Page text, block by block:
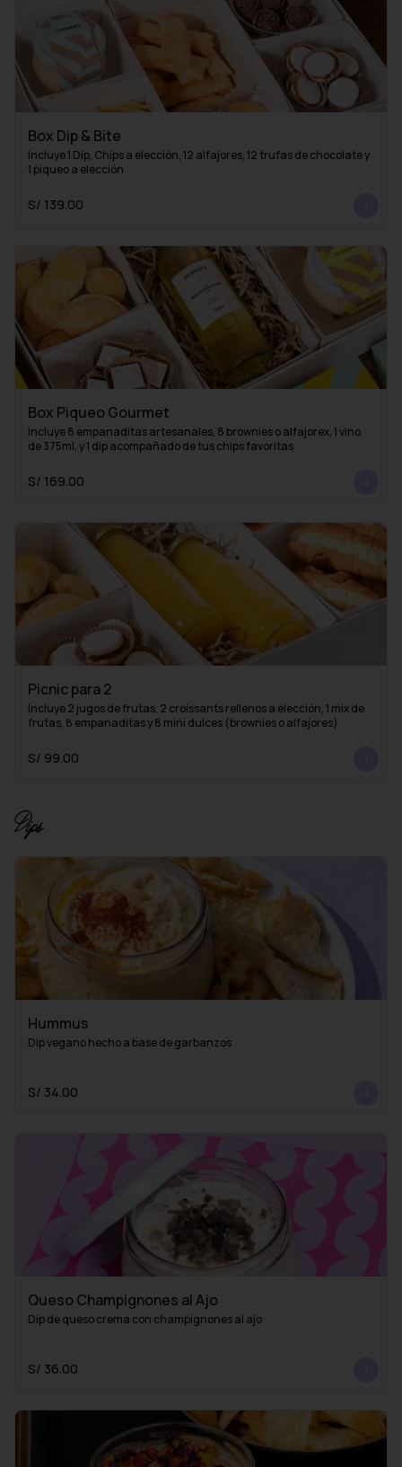
Box Dip & Bite
Incluye 1 Dip, Chips a elección, 12 alfajores, 12 trufas de chocolate y
1 piqueo a elección
S/ 139.00
Box Piqueo Gourmet
Incluye 8 empanaditas artesanales, 8 brownies o alfajorex, 1 vino
de 375ml, y 1 dip acompañado de tus chips favoritas
S/ 169.00
Picnic para 2
Incluye 2 jugos de frutas, 2 croissants rellenos a elección, 1 mix de
frutas, 8 empanaditas y 8 mini dulces (brownies o alfajores)
S/ 99.00
Dips
Hummus
Dip vegano hecho a base de garbanzos
S/ 34.00
Queso Champignones al Ajo
Dip de queso crema con champignones al ajo
S/ 36.00